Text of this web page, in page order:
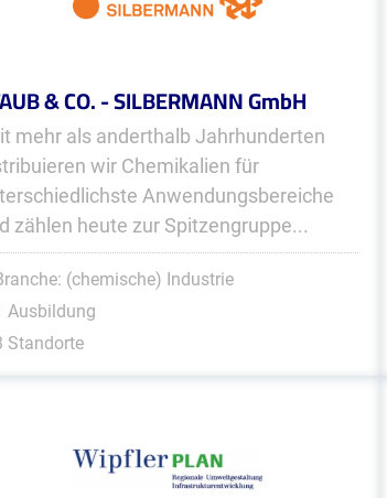
& CO. - SILBERMANN GmbH
mehr als anderthalb Jahrhunderten
wir Chemikalien für
Anwendungsbereiche
zählen heute zur Spitzengruppe...
(chemische) Industrie
Ausbildung
Standorte